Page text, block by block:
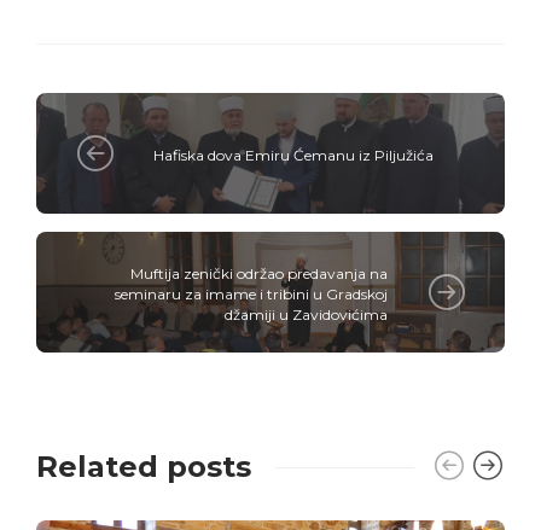
Hafiska dova Emiru Ćemanu iz Piljužića
Muftija zenički održao predavanja na
seminaru za imame i tribini u Gradskoj
džamiji u Zavidovićima
Related posts